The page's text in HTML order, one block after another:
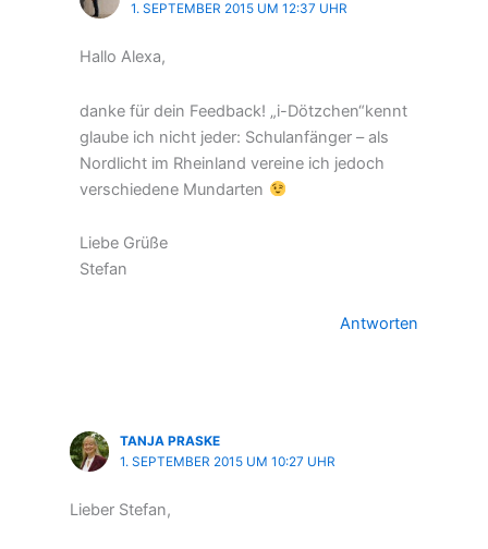
1. SEPTEMBER 2015 UM 12:37 UHR
Hallo Alexa,
danke für dein Feedback! „i-Dötzchen“kennt
glaube ich nicht jeder: Schulanfänger – als
Nordlicht im Rheinland vereine ich jedoch
verschiedene Mundarten
Liebe Grüße
Stefan
Antworten
TANJA PRASKE
1. SEPTEMBER 2015 UM 10:27 UHR
Lieber Stefan,